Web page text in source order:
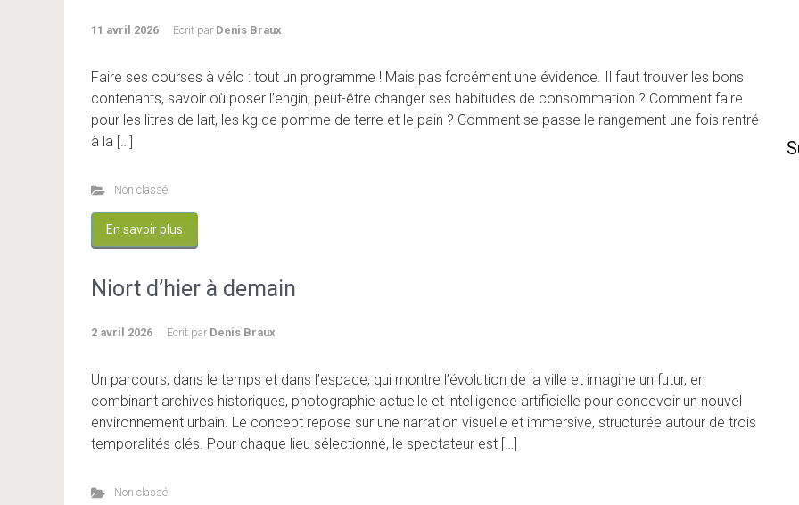
11 avril 2026 Ecrit par Denis Braux
Faire ses courses à vélo : tout un programme ! Mais pas forcément une évidence. Il faut trouver les bons
contenants, savoir où poser l’engin, peut-être changer ses habitudes de consommation ? Comment faire
pour les litres de lait, les kg de pomme de terre et le pain ? Comment se passe le rangement une fois rentré
à la […]
Non classé
En savoir plus
Niort d’hier à demain
2 avril 2026 Ecrit par Denis Braux
Un parcours, dans le temps et dans l’espace, qui montre l’évolution de la ville et imagine un futur, en
combinant archives historiques, photographie actuelle et intelligence artificielle pour concevoir un nouvel
environnement urbain. Le concept repose sur une narration visuelle et immersive, structurée autour de trois
temporalités clés. Pour chaque lieu sélectionné, le spectateur est […]
Non classé